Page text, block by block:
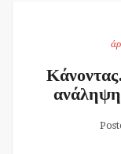
ανάληψη